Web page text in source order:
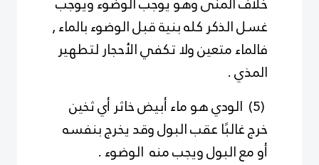
غسل الذكر كله بنية قبل الوضوء بالماء ,
فالماء متعين ولا تكفي الأحجار لتطهير
المذي .
(5) الودي هو ماء أبيض خاثر أي ثخين
خرج غالبًا عقب البول وقد يخرج بنفسه
أو مع البول ويجب منه الوضوء .